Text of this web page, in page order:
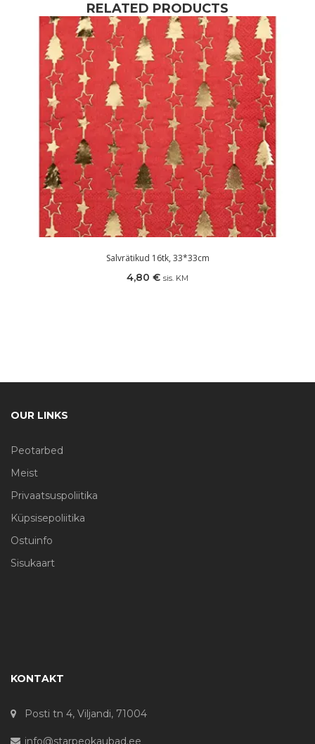
RELATED PRODUCTS
Salvrätikud 16tk, 33*33cm
4,80 € sis. KM
OUR LINKS
Peotarbed
Meist
Privaatsuspoliitika
Küpsisepoliitika
Ostuinfo
Sisukaart
KONTAKT
Posti tn 4, Viljandi, 71004
info@starpeokaubad.ee